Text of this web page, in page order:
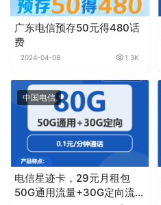
广东电信预存50元得480话
费
2024-04-08 1.3K
中国电信
电信星迹卡，29元月租包
50G通用流量+30G定向流量